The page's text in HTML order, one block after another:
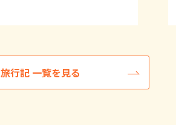
旅行記 一覧を見る